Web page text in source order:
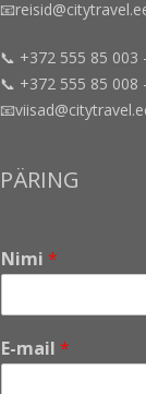
📞 +372 555 85
📞 +372 555 85
PÄRING
Nimi *
E-mail *